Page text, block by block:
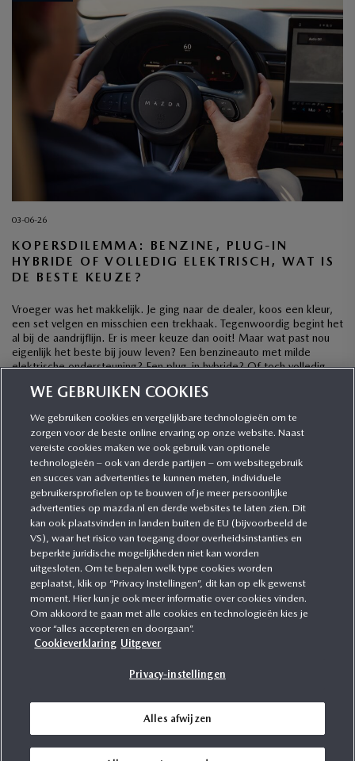
03-06-26
KOPERSDILEMMA: BENZINE, PLUG-IN
HYBRIDE OF VOLLEDIG ELEKTRISCH, WAT IS
DE BESTE KEUZE?
Vroeger was het makkelijk. Je ging naar de dealer, koos een kleur,
een set velgen en misschien een trekhaak. Tegenwoordig begint het
al bij de aandrijflijn. Er is meer keuze dan ooit! Maar wat past nou
eigenlijk het beste bij jouw leven? Een benzineauto met milde
elektrische ondersteuning? Een plug-in hybride? Of toch volledig
CATEGORIEËN
MEER INFORMATIE
MEER ERVAREN
Voorwaarden Privacy WLTP
WE GEBRUIKEN COOKIES
We gebruiken cookies en vergelijkbare technologieën om te
zorgen voor de beste online ervaring op onze website. Naast
vereiste cookies maken we ook gebruik van optionele
technologieën – ook van derde partijen – om websitegebruik
en succes van advertenties te kunnen meten, individuele
gebruikersprofielen op te bouwen of je meer persoonlijke
advertenties op mazda.nl en derde websites te laten zien. Dit
kan ook plaatsvinden in landen buiten de EU (bijvoorbeeld de
VS), waar het risico van toegang door overheidsinstanties en
beperkte juridische mogelijkheden niet kan worden
uitgesloten. Om te bepalen welk type cookies worden
geplaatst, klik op “Privacy Instellingen”, dit kan op elk gewenst
moment. Hier kun je ook meer informatie over cookies vinden.
Om akkoord te gaan met alle cookies en technologieën kies je
voor “alles accepteren en doorgaan”.
Cookieverklaring Uitgever
Privacy-instellingen
Alles afwijzen